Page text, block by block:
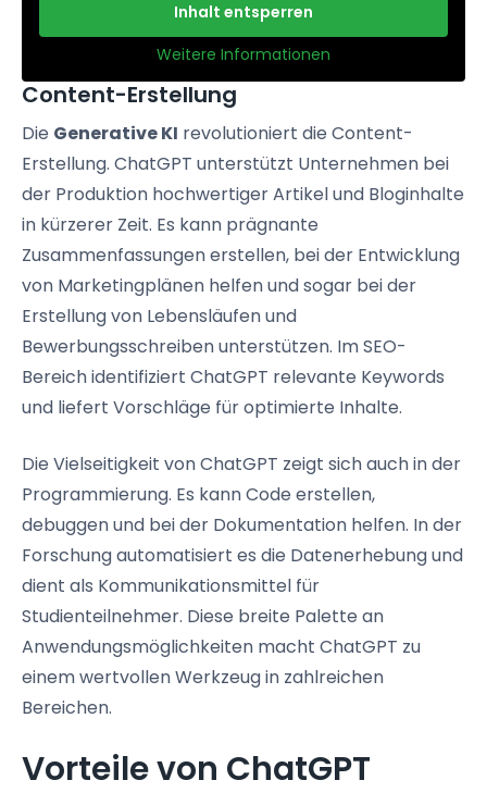
Inhalt entsperren
Weitere Informationen
Content-Erstellung
Die Generative KI revolutioniert die Content-
Erstellung. ChatGPT unterstützt Unternehmen bei
der Produktion hochwertiger Artikel und Bloginhalte
in kürzerer Zeit. Es kann prägnante
Zusammenfassungen erstellen, bei der Entwicklung
von Marketingplänen helfen und sogar bei der
Erstellung von Lebensläufen und
Bewerbungsschreiben unterstützen. Im SEO-
Bereich identifiziert ChatGPT relevante Keywords
und liefert Vorschläge für optimierte Inhalte.
Die Vielseitigkeit von ChatGPT zeigt sich auch in der
Programmierung. Es kann Code erstellen,
debuggen und bei der Dokumentation helfen. In der
Forschung automatisiert es die Datenerhebung und
dient als Kommunikationsmittel für
Studienteilnehmer. Diese breite Palette an
Anwendungsmöglichkeiten macht ChatGPT zu
einem wertvollen Werkzeug in zahlreichen
Bereichen.
Vorteile von ChatGPT